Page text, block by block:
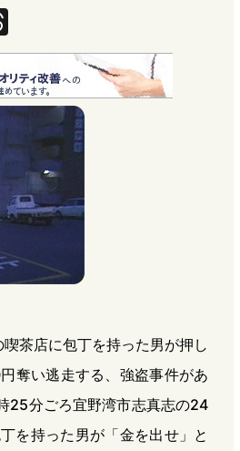
h
r
e
s
茶店に包丁を持った男が押し
奪い逃走する、強盗事件があ
25分ごろ宜野湾市志真志の24
を持った男が「金を出せ」と